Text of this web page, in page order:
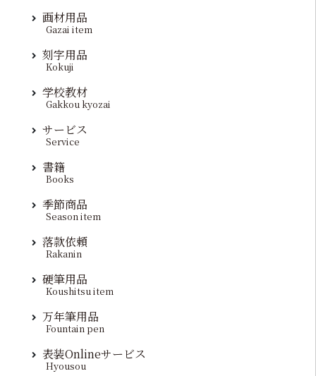
画材用品
Gazai item
刻字用品
Kokuji
学校教材
Gakkou kyozai
サービス
Service
書籍
Books
季節商品
Season item
落款依頼
Rakanin
硬筆用品
Koushitsu item
万年筆用品
Fountain pen
表装Onlineサービス
Hyousou